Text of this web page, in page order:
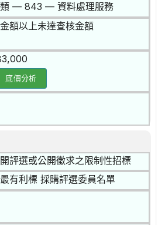
類 — 843 — 資料處理服務
額以上未達查核金額
底價分析
評選或公開徵求之限制性招標
有利標 採購評選委員名單